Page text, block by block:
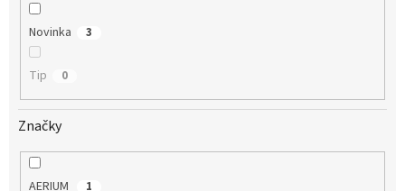
Novinka 3
Tip 0
Značky
AERIUM 1